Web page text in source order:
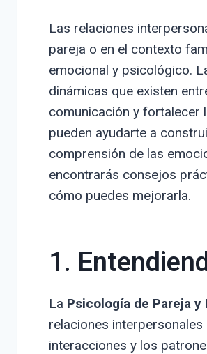
Las relaciones
pareja o en el contexto
emocional y psicológico.
dinámicas que existen
comunicación y fortalecer
pueden ayudarte a
comprensión de las
encontrarás consejos
cómo puedes mejorarla.
1.
La Psicología de Pareja y
relaciones
interacciones y los